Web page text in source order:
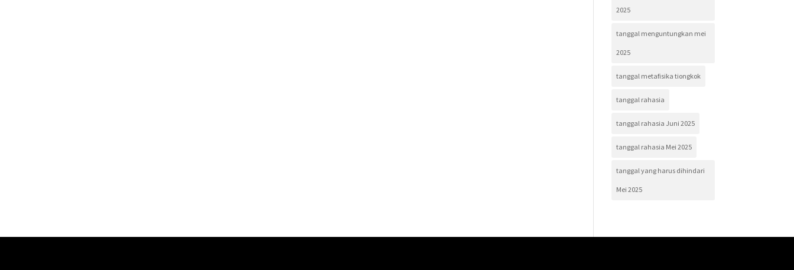
2025
tanggal menguntungkan mei
2025
tanggal metafisika tiongkok
tanggal rahasia
tanggal rahasia Juni 2025
tanggal rahasia Mei 2025
tanggal yang harus dihindari
Mei 2025